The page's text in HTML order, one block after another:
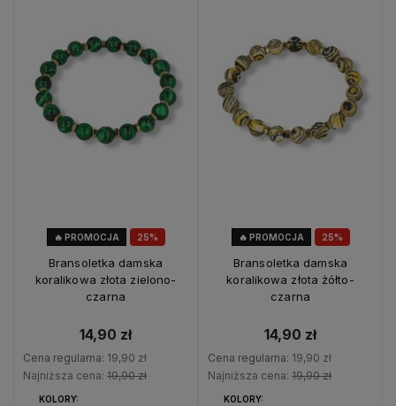
25%
🔥 PROMOCJA
Bransoletka damska
koralikowa złota zielono-
czarna
14,90 zł
Cena regularna: 19,90 zł
Najniższa cena: 19,90 zł
KOLORY:
25%
🔥 PROMOCJA
Bransoletka damska
koralikowa złota żółto-
czarna
14,90 zł
Cena regularna: 19,90 zł
Najniższa cena: 19,90 zł
KOLORY: